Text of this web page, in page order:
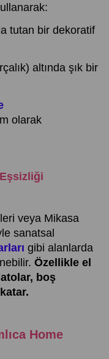
tutan bir dekoratif
altında şık bir
olarak
veya Mikasa
sanatsal
gibi alanlarda
Özellikle el
boş
Home